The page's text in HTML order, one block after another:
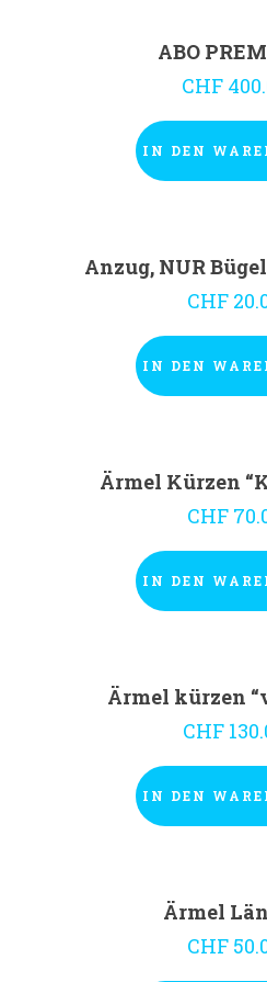
ABO
CHF
IN DEN
Anzug, NUR
CHF
IN DEN
Ärmel Kürzen
CHF
IN DEN
Ärmel kürzen
CHF
IN DEN
Ärmel
CHF